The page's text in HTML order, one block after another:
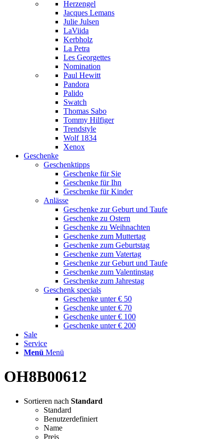
Herzengel
Jacques Lemans
Julie Julsen
LaViida
Kerbholz
La Petra
Les Georgettes
Nomination
Paul Hewitt
Pandora
Palido
Swatch
Thomas Sabo
Tommy Hilfiger
Trendstyle
Wolf 1834
Xenox
Geschenke
Geschenktipps
Geschenke für Sie
Geschenke für Ihn
Geschenke für Kinder
Anlässe
Geschenke zur Geburt und Taufe
Geschenke zu Ostern
Geschenke zu Weihnachten
Geschenke zum Muttertag
Geschenke zum Geburtstag
Geschenke zum Vatertag
Geschenke zur Geburt und Taufe
Geschenke zum Valentinstag
Geschenke zum Jahrestag
Geschenk specials
Geschenke unter € 50
Geschenke unter € 70
Geschenke unter € 100
Geschenke unter € 200
Sale
Service
Menü Menü
OH8B00612
Sortieren nach Standard
Standard
Benutzerdefiniert
Name
Preis